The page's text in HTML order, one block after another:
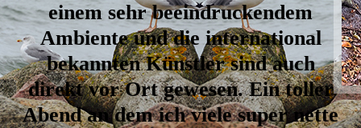
einem sehr beeindruckendem
Ambiente und die international
bekannten Künstler sind auch
direkt vor Ort gewesen. Ein toller
Abend an dem ich viele super nette